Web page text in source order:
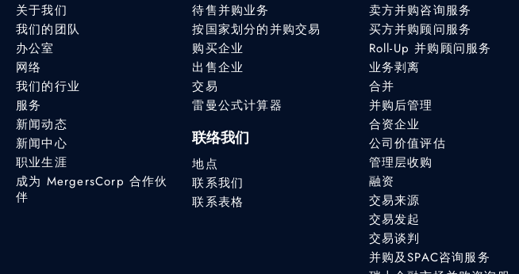
关于我们
我们的团队
办公室
网络
我们的行业
服务
新闻动态
新闻中心
职业生涯
成为 MergersCorp 合作伙
伴
待售并购业务
按国家划分的并购交易
购买企业
出售企业
交易
雷曼公式计算器
联络我们
地点
联系我们
联系表格
卖方并购咨询服务
买方并购顾问服务
Roll-Up 并购顾问服务
业务剥离
合并
并购后管理
合资企业
公司价值评估
管理层收购
融资
交易来源
交易发起
交易谈判
并购及SPAC咨询服务